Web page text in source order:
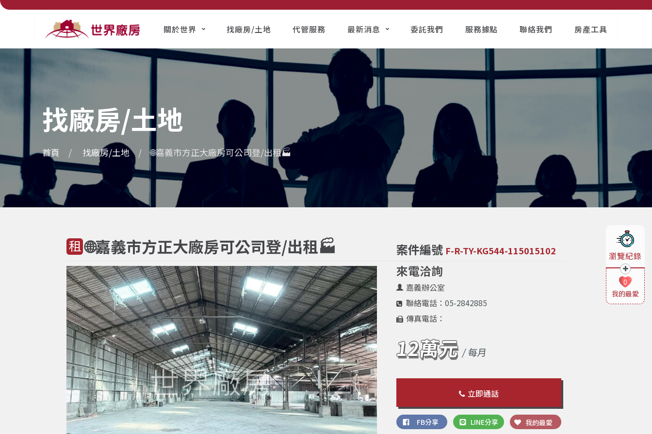
關於世界 找廠房/土地 代管服務 最新消息 委託我們 服務據點 聯絡我們 房產工具
找廠房/土地
首頁 找廠房/土地 🌐嘉義市方正大廠房可公司登/出租🏭
租 🌐嘉義市方正大廠房可公司登/出租🏭 案件編號 F-R-TY-KG544-115015102
來電洽詢
嘉義辦公室
聯絡電話： 05-2842885
傳真電話：
12萬元/ 每月
立即通話
FB分享 LINE分享 我的最愛
瀏覽紀錄
我的最愛
0